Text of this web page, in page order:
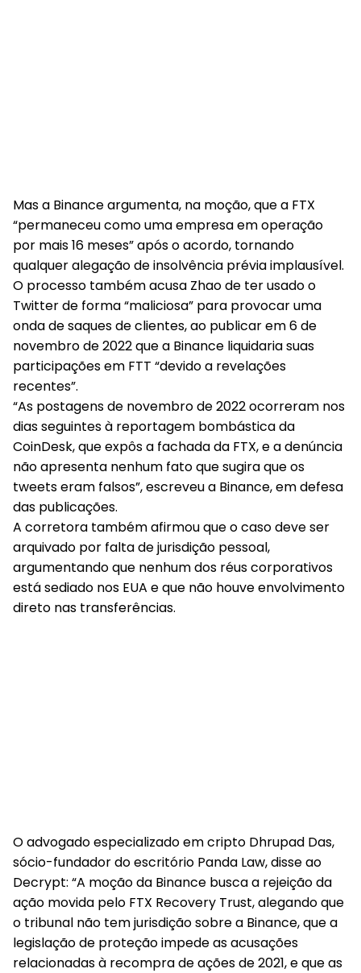
Mas a Binance argumenta, na moção, que a FTX
“permaneceu como uma empresa em operação
por mais 16 meses” após o acordo, tornando
qualquer alegação de insolvência prévia implausível.
O processo também acusa Zhao de ter usado o
Twitter de forma “maliciosa” para provocar uma
onda de saques de clientes, ao publicar em 6 de
novembro de 2022 que a Binance liquidaria suas
participações em FTT “devido a revelações
recentes”.
“As postagens de novembro de 2022 ocorreram nos
dias seguintes à reportagem bombástica da
CoinDesk, que expôs a fachada da FTX, e a denúncia
não apresenta nenhum fato que sugira que os
tweets eram falsos”, escreveu a Binance, em defesa
das publicações.
A corretora também afirmou que o caso deve ser
arquivado por falta de jurisdição pessoal,
argumentando que nenhum dos réus corporativos
está sediado nos EUA e que não houve envolvimento
direto nas transferências.
O advogado especializado em cripto Dhrupad Das,
sócio-fundador do escritório Panda Law, disse ao
Decrypt: “A moção da Binance busca a rejeição da
ação movida pelo FTX Recovery Trust, alegando que
o tribunal não tem jurisdição sobre a Binance, que a
legislação de proteção impede as acusações
relacionadas à recompra de ações de 2021, e que as